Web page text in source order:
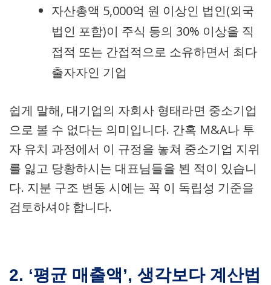
자산총액 5,000억 원 이상인 법인(외국
법인 포함)이 주식 등의 30% 이상을 직
접적 또는 간접적으로 소유하면서 최다
출자자인 기업
쉽게 말해, 대기업의 자회사 형태라면 중소기업
으로 볼 수 없다는 의미입니다. 간혹 M&A나 투
자 유치 과정에서 이 규정을 놓쳐 중소기업 지위
를 잃고 당황하시는 대표님들을 뵌 적이 있습니
다. 지분 구조 변동 시에는 꼭 이 독립성 기준을
검토하셔야 합니다.
2. ‘평균 매출액’, 생각보다 계산법